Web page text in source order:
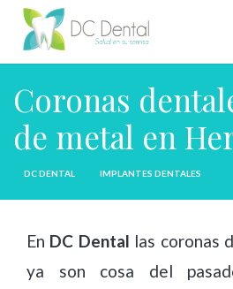
Coronas
de metal en
DC DENTAL IMPLANTES DENTALES
En DC Dental las coronas
ya son cosa del